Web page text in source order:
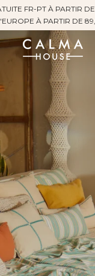
FR-PT À PARTIR
À PARTIR DE